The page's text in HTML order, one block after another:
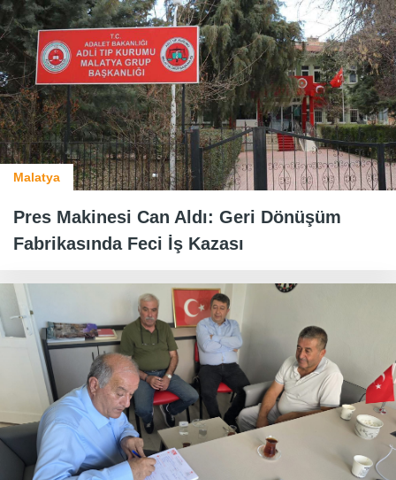
Malatya
Pres Makinesi Can Aldı: Geri Dönüşüm
Fabrikasında Feci İş Kazası